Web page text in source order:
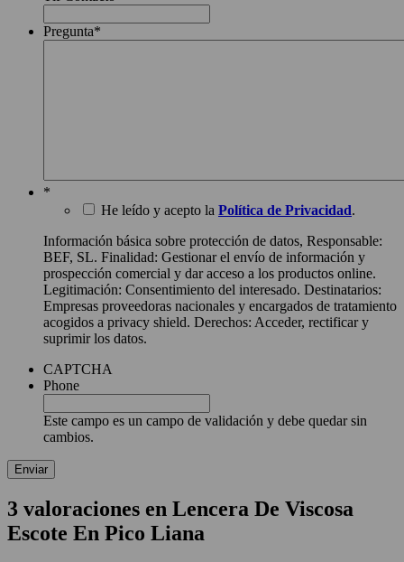
Pregunta*
*
He leído y acepto la Política de Privacidad.
Información básica sobre protección de datos, Responsable:
BEF, SL. Finalidad: Gestionar el envío de información y
prospección comercial y dar acceso a los productos online.
Legitimación: Consentimiento del interesado. Destinatarios:
Empresas proveedoras nacionales y encargados de tratamiento
acogidos a privacy shield. Derechos: Acceder, rectificar y
suprimir los datos.
CAPTCHA
Phone
Este campo es un campo de validación y debe quedar sin
cambios.
3 valoraciones en Lencera De Viscosa
Escote En Pico Liana